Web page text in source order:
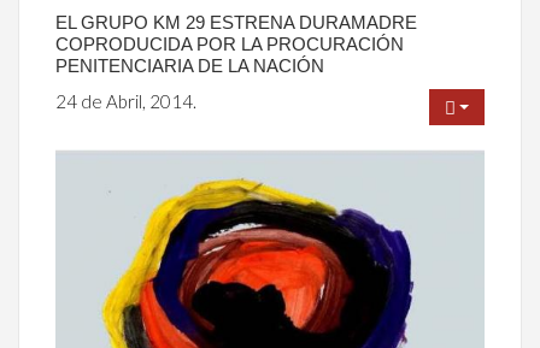
EL GRUPO KM 29 ESTRENA DURAMADRE
COPRODUCIDA POR LA PROCURACIÓN
PENITENCIARIA DE LA NACIÓN
24 de Abril, 2014.